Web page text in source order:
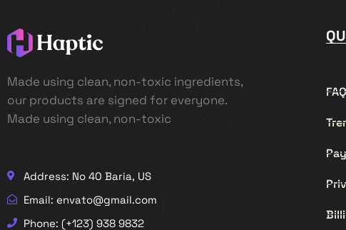
Made using clean, non-toxic ingredients,
our products are signed for everyone.
Made using clean, non-toxic
Address: No 40 Baria, US
Email: envato@gmail.com
Phone: (+123) 938 9832
FAQ